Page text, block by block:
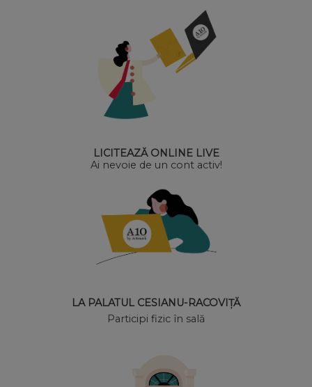
LICITEAZĂ ONLINE LIVE
Ai nevoie de un cont activ!
LA PALATUL CESIANU-RACOVIȚĂ
Participi fizic în sală